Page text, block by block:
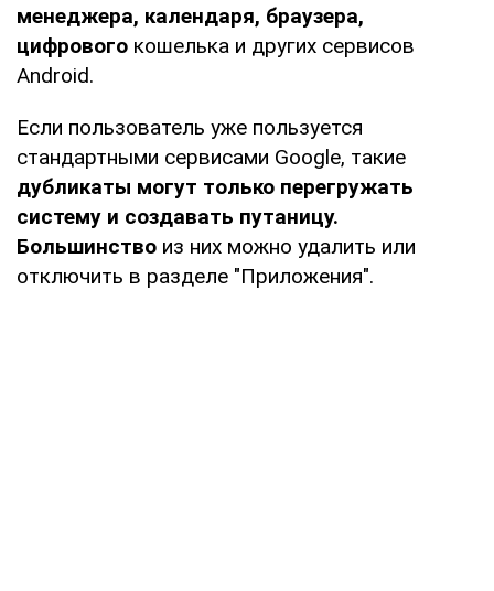
менеджера, календаря, браузера,
цифрового кошелька и других сервисов
Android.
Если пользователь уже пользуется
стандартными сервисами Google, такие
дубликаты могут только перегружать
систему и создавать путаницу.
Большинство из них можно удалить или
отключить в разделе "Приложения".